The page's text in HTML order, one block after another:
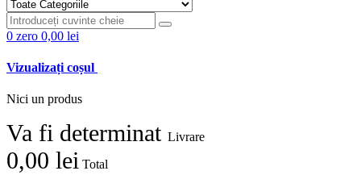
0 zero 0,00 lei
Vizualizați coșul
Nici un produs
Va fi determinat Livrare
0,00 lei Total